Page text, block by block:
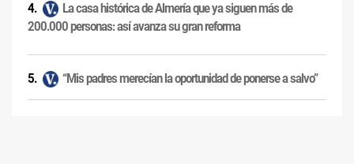
La casa histórica de Almería que ya siguen más de
200.000 personas: así avanza su gran reforma
“Mis padres merecían la oportunidad de ponerse a salvo”